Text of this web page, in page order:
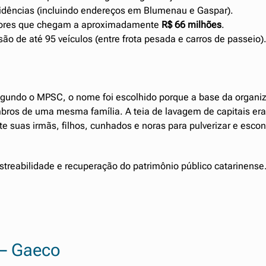
(incluindo endereços em Blumenau e Gaspar).
que chegam a aproximadamente R$ 66 milhões.
de até 95 veículos (entre frota pesada e carros de passeio).
o MPSC, o nome foi escolhido porque a base da
de uma mesma família. A teia de lavagem de capitais era
suas irmãs, filhos, cunhados e noras para pulverizar e
e recuperação do patrimônio público catarinense.
Gaeco